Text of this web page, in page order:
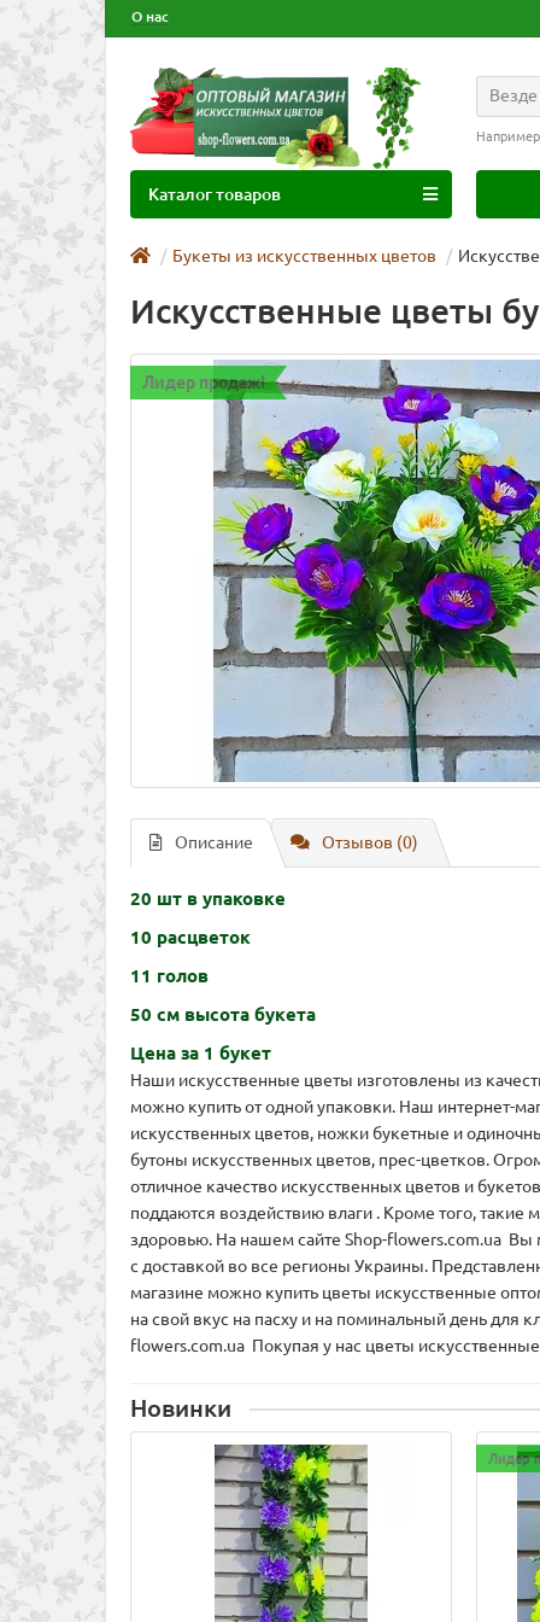
О нас
Везде
Каталог товаров
Букеты из искусственных цветов
Искусственные цветы
Лидер продаж!
Описание Отзывов (0)
20 шт в упаковке
10 расцветок
11 голов
50 см высота букета
Цена за 1 букет
Наши искусственные цветы изготовлены из
можно купить от одной упаковки. Наш интернет-
искусственных цветов, ножки букетные и
бутоны искусственных цветов, прес-цветков.
отличное качество искусственных цветов и
поддаются воздействию влаги . Кроме того,
здоровью. На нашем сайте Shop-flowers.com.ua Вы
с доставкой во все регионы Украины.
магазине можно купить цветы искусственные
на свой вкус на пасху и на поминальный день для
flowers.com.ua Покупая у нас цветы
Новинки
Лидер